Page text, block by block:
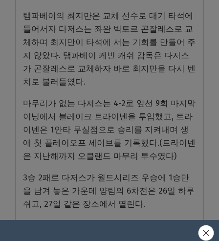
탬파베이의 최지만은 교체 선수로 대기 타석에
들어서자 다저스는 좌완 빅토르 곤잘레스로 교
체하며 최지만이 타석에 서는 기회를 만들어 주
지 않았다. 탬파베이 케빈 캐쉬 감독은 다저스
가 곤잘레스로 교체하자 바로 최지만을 다시 벤
치로 불러들였다.
마무리가 없는 다저스는 4-2로 앞선 9회 마지막
이닝에서 블레이크 트라이넨을 투입했고, 트라
이넨은 1안타 무실점으로 승리를 지켜내며 생
애 첫 플레이오프 세이브를 기록했다.(트라이넨
은 지난해까지 오클랜드 마무리 투수였다)
3승 2패로 다저스가 월드시리즈 우승에 1승만
을 남겨 놓은 가운데 양팀의 6차전은 26일 하루
쉬고, 27일 같은 장소에서 열린다.